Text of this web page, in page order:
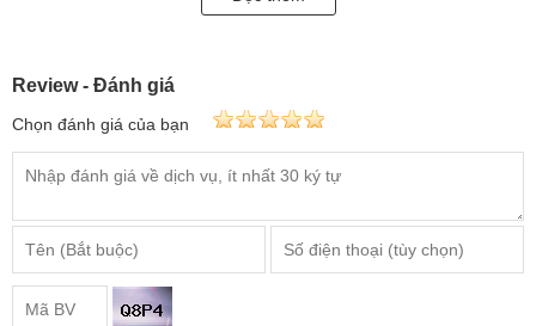
Hoa tai vàng 18kđược bảo hành uy tín, giao hàng trên toàn quốc.
Review - Đánh giá
Chọn đánh giá của bạn